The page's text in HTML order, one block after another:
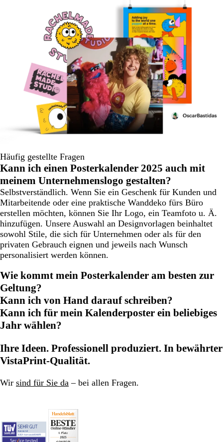
Häufig gestellte Fragen
Kann ich einen Posterkalender 2025 auch mit
meinem Unternehmenslogo gestalten?
Selbstverständlich. Wenn Sie ein Geschenk für Kunden und
Mitarbeitende oder eine praktische Wanddeko fürs Büro
erstellen möchten, können Sie Ihr Logo, ein Teamfoto u. Ä.
hinzufügen. Unsere Auswahl an Designvorlagen beinhaltet
sowohl Stile, die sich für Unternehmen oder als für den
privaten Gebrauch eignen und jeweils nach Wunsch
personalisiert werden können.
Wie kommt mein Posterkalender am besten zur
Geltung?
Kann ich von Hand darauf schreiben?
Kann ich für mein Kalenderposter ein beliebiges
Jahr wählen?
Ihre Ideen. Professionell produziert. In bewährter
VistaPrint-Qualität.
Wir sind für Sie da – bei allen Fragen.